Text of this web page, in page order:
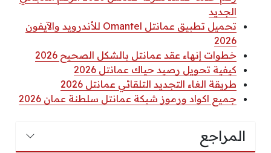
الجديد
تحميل تطبيق عمانتل Omantel للأندرويد والآيفون
2026
خطوات إنهاء عقد عمانتل بالشكل الصحيح 2026
كيفية تحويل رصيد حياك عمانتل 2026
طريقة الغاء التجديد التلقائي عمانتل 2026
جميع اكواد ورموز شبكة عمانتل سلطنة عمان 2026
المراجع